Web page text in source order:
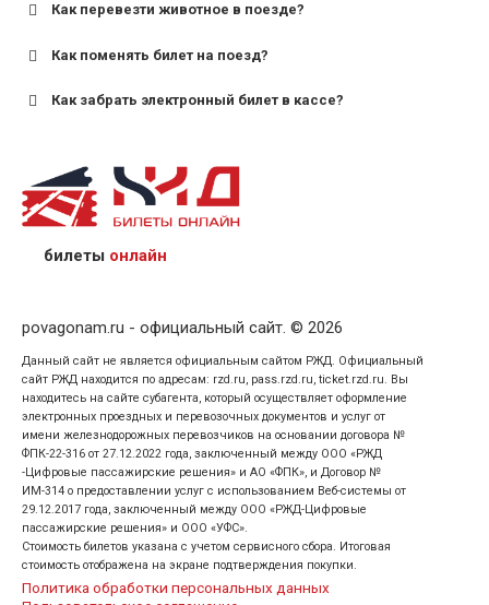
для пригородных поездов — от 7 лет.
Как перевезти животное в поезде?
Как поменять билет на поезд?
Как забрать электронный билет в кассе?
назвав кассиру 14-значный номер заказа;
предъявив удостоверение личности пассажира, на
кого оформлен билет.
билеты онлайн
povagonam.ru - официальный сайт. © 2026
Данный сайт не является официальным сайтом РЖД. Официальный
сайт РЖД находится по адресам: rzd.ru, pass.rzd.ru, ticket.rzd.ru. Вы
находитесь на сайте субагента, который осуществляет оформление
электронных проездных и перевозочных документов и услуг от
имени железнодорожных перевозчиков на основании договора №
ФПК-22-316 от 27.12.2022 года, заключенный между ООО «РЖД
-Цифровые пассажирские решения» и АО «ФПК», и Договор №
ИМ-314 о предоставлении услуг с использованием Веб-системы от
29.12.2017 года, заключенный между ООО «РЖД-Цифровые
пассажирские решения» и ООО «УФС».
Стоимость билетов указана с учетом сервисного сбора. Итоговая
стоимость отображена на экране подтверждения покупки.
Политика обработки персональных данных